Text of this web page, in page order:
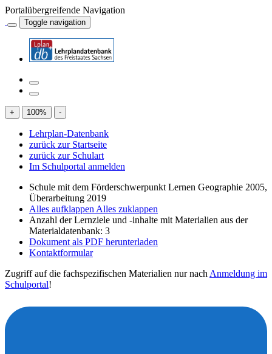
Portalübergreifende Navigation
Toggle navigation
+ 100% -
Lehrplan-Datenbank
zurück zur Startseite
zurück zur Schulart
Im Schulportal anmelden
Schule mit dem Förderschwerpunkt Lernen Geographie 2005,
Überarbeitung 2019
Alles aufklappen Alles zuklappen
Anzahl der Lernziele und -inhalte mit Materialien aus der
Materialdatenbank: 3
Dokument als PDF herunterladen
Kontaktformular
Zugriff auf die fachspezifischen Materialien nur nach Anmeldung im
Schulportal!